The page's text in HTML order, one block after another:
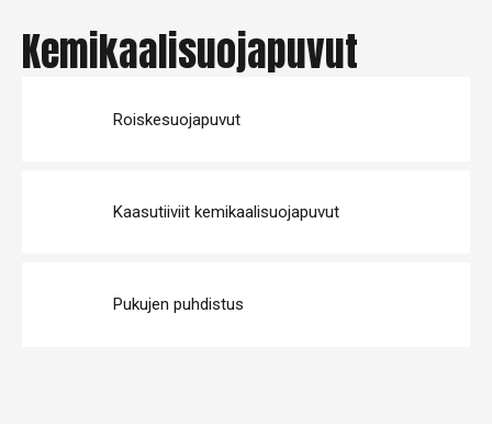
Kemikaalisuojapuvut
Roiskesuojapuvut
Kaasutiiviit kemikaalisuojapuvut
Pukujen puhdistus